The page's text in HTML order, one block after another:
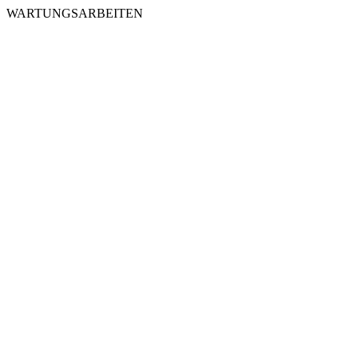
WARTUNGSARBEITEN